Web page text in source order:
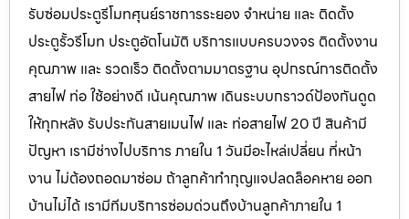
รับซ่อมประตูรีโมทศุนย์ราชการระยอง จำหน่าย และ ติดตั้ง
ประตูรั้วรีโมท ประตูอัตโนมัติ บริการแบบครบวงจร ติดตั้งงาน
คุณภาพ และ รวดเร็ว ติดตั้งตามมาตรฐาน อุปกรณ์การติดตั้ง
สายไฟ ท่อ ใช้อย่างดี เน้นคุณภาพ เดินระบบกราวด์ป้องกันดูด
ให้ทุกหลัง รับประกันสายเมนไฟ และ ท่อสายไฟ 20 ปี สินค้ามี
ปัญหา เรามีช่างไปบริการ ภายใน 1 วันมีอะไหล่เปลี่ยน ที่หน้า
งาน ไม่ต้องถอดมาซ่อม ถ้าลูกค้าทำกุญแจปลดล็อคหาย ออก
บ้านไม่ได้ เรามีทีมบริการซ่อมด่วนถึงบ้านลูกค้าภายใน 1